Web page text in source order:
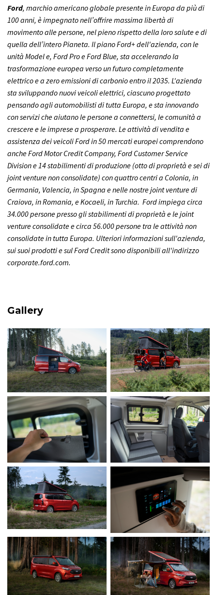
Ford, marchio americano globale presente in Europa da più di
100 anni, è impegnato nell’offrire massima libertà di
movimento alle persone, nel pieno rispetto della loro salute e di
quella dell’intero Pianeta. Il piano Ford+ dell'azienda, con le
unità Model e, Ford Pro e Ford Blue, sta accelerando la
trasformazione europea verso un futuro completamente
elettrico e a zero emissioni di carbonio entro il 2035. L'azienda
sta sviluppando nuovi veicoli elettrici, ciascuno progettato
pensando agli automobilisti di tutta Europa, e sta innovando
con servizi che aiutano le persone a connettersi, le comunità a
crescere e le imprese a prosperare. Le attività di vendita e
assistenza dei veicoli Ford in 50 mercati europei comprendono
anche Ford Motor Credit Company, Ford Customer Service
Division e 14 stabilimenti di produzione (otto di proprietà e sei di
joint venture non consolidate) con quattro centri a Colonia, in
Germania, Valencia, in Spagna e nelle nostre joint venture di
Craiova, in Romania, e Kocaeli, in Turchia. Ford impiega circa
34.000 persone presso gli stabilimenti di proprietà e le joint
venture consolidate e circa 56.000 persone tra le attività non
consolidate in tutta Europa. Ulteriori informazioni sull'azienda,
sui suoi prodotti e sul Ford Credit sono disponibili all'indirizzo
corporate.ford.com.
Gallery